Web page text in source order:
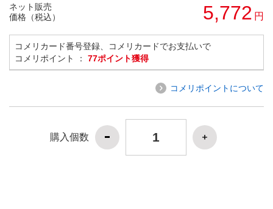
ネット販売
価格（税込）
5,772 円
コメリカード番号登録、コメリカードでお支払いで
コメリポイント ： 77ポイント獲得
コメリポイントについて
購入個数